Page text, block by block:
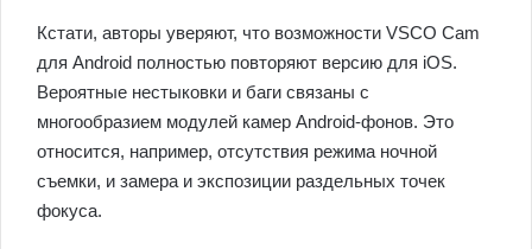
Кстати, авторы уверяют, что возможности VSCO Cam
для Android полностью повторяют версию для iOS.
Вероятные нестыковки и баги связаны с
многообразием модулей камер Android-фонов. Это
относится, например, отсутствия режима ночной
съемки, и замера и экспозиции раздельных точек
фокуса.